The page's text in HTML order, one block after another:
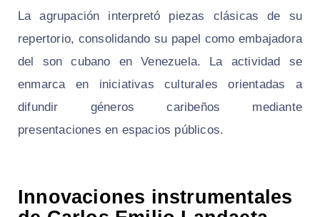
La agrupación interpretó piezas clásicas de su
repertorio, consolidando su papel como embajadora
del son cubano en Venezuela. La actividad se
enmarca en iniciativas culturales orientadas a
difundir géneros caribeños mediante
presentaciones en espacios públicos.
Innovaciones instrumentales